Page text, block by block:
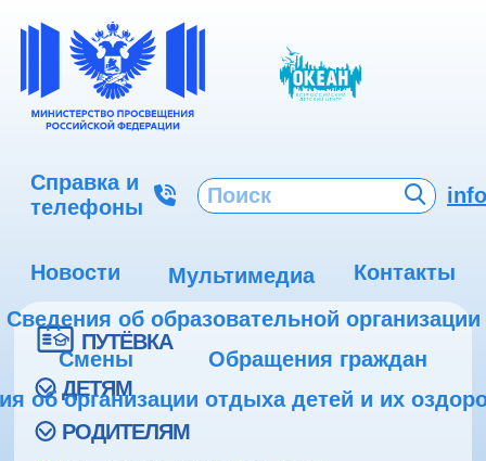
Справка и
телефоны
Новости Мультимедиа
Контакты
Сведения об образовательной организации
Смены
Обращения граждан
об организации отдыха детей и их
ПУТЁВКА
ДЕТЯМ
РОДИТЕЛЯМ